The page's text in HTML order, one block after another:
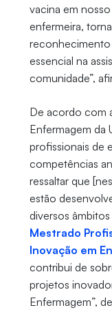
vacina em
enfermeira,
reconhecimento
essencial na
comunidade”,
De acordo com
Enfermagem da
profissionais de
competências
ressaltar que
estão
diversos
Mestrado
Inovação em
contribui de
projetos
Enfermagem”,